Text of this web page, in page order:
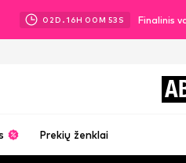
02D.16H 00M 51 S Finalinis
Prekių ženklai